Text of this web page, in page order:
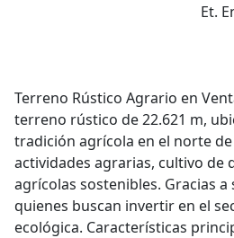
Et.
Terreno Rústico Agrario en
terreno rústico de 22.621 m,
tradición agrícola en el norte
actividades agrarias, cultivo de
agrícolas sostenibles. Gracias
quienes buscan invertir en el
ecológica. Características